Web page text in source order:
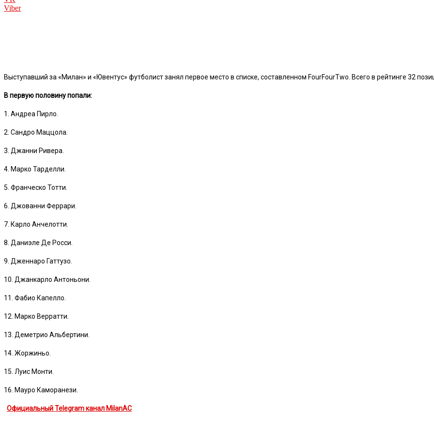
Viber
Выступавший за «Милан» и «Ювентус» футболист занял первое место в списке, составленном FourFourTwo. Всего в рейтинге 32
В первую половину попали:
1. Андреа Пирло.
2. Сандро Маццола.
3. Джанни Ривера.
4. Марко Тарделли.
5. Франческо Тотти.
6. Джованни Феррари.
7. Карло Анчелотти.
8. Даниэле Де Росси.
9. Дженнаро Гаттузо.
10. Джанкарло Антоньони.
11. Фабио Капелло.
12. Марко Верратти.
13. Деметрио Альбертини.
14. Жоржиньо.
15. Луис Монти.
16. Мауро Каморанези.
Официальный Telegram канал MilanAC